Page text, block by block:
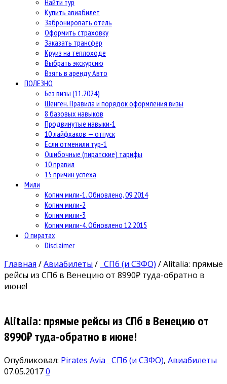
Купить авиабилет
Забронировать отель
Оформить страховку
Заказать трансфер
Круиз на теплоходе
Выбрать экскурсию
Взять в аренду Авто
ПОЛЕЗНО
Без визы (11.2024)
Шенген. Правила и порядок оформления визы
8 базовых навыков
Продвинутые навыки-1
10 лайфхаков — отпуск
Если отменили тур-1
Ошибочные (пиратские) тарифы
10 правил
15 причин успеха
Мили
Копим мили-1. Обновлено, 09.2014
Копим мили-2
Копим мили-3
Копим мили-4. Обновлено 12.2015
О пиратах
Disclaimer
Главная /Авиабилеты / СПб (и СЗФО) /Alitalia: прямые
рейсы из СПб в Венецию от 8990₽ туда-обратно в
июне!
Alitalia: прямые рейсы из СПб в Венецию от
8990₽ туда-обратно в июне!
Опубликовал: Pirates Avia СПб (и СЗФО), Авиабилеты
07.05.20170